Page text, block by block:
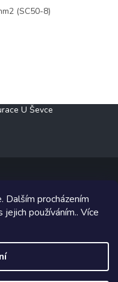
Dalším procházením
používáním.. Více
(SC50-8)
U Ševce
. Všechna práva vyhrazena.
.